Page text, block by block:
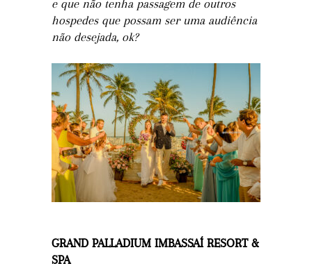
e que não tenha passagem de outros
hospedes que possam ser uma audiência
não desejada, ok?
GRAND PALLADIUM IMBASSAÍ RESORT &
SPA